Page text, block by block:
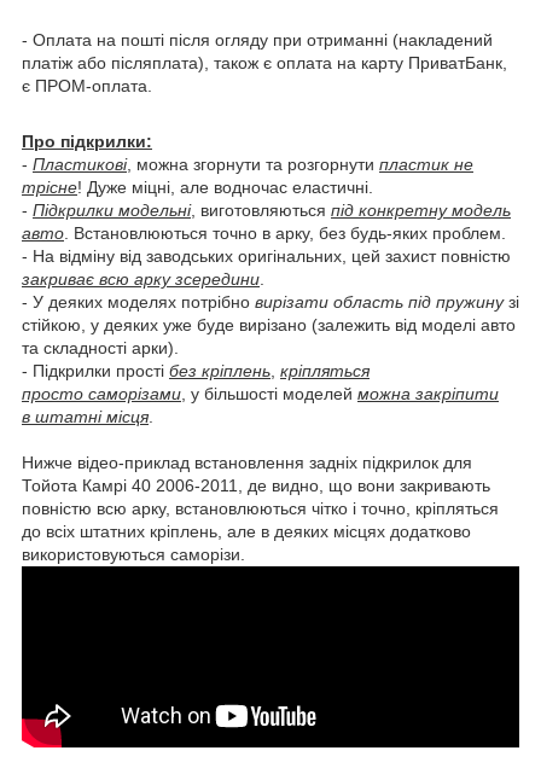
- Оплата на пошті після огляду при отриманні (накладений
платіж або післяплата), також є оплата на карту ПриватБанк,
є ПРОМ-оплата.
Про підкрилки:
- Пластикові, можна згорнути та розгорнути пластик не
трісне! Дуже міцні, але водночас еластичні.
- Підкрилки модельні, виготовляються під конкретну модель
авто . Встановлюються точно в арку, без будь-яких проблем.
- На відміну від заводських оригінальних, цей захист повністю
закриває всю арку зсередини
- У деяких моделях потрібно вирізати область під пружинузі
стійкою, у деяких уже буде вирізано (залежить від моделі авто
та складності арки).
- Підкрилки прості без кріплень кріпляться
просто саморізами , у більшості моделей можна закріпити
в штатні місця
Нижче відео-приклад встановлення задніх підкрилок для
Тойота Камрі 40 2006-2011, де видно, що вони закривають
повністю всю арку, встановлюються чітко і точно, кріпляться
до всіх штатних кріплень, але в деяких місцях додатково
використовуються саморізи.